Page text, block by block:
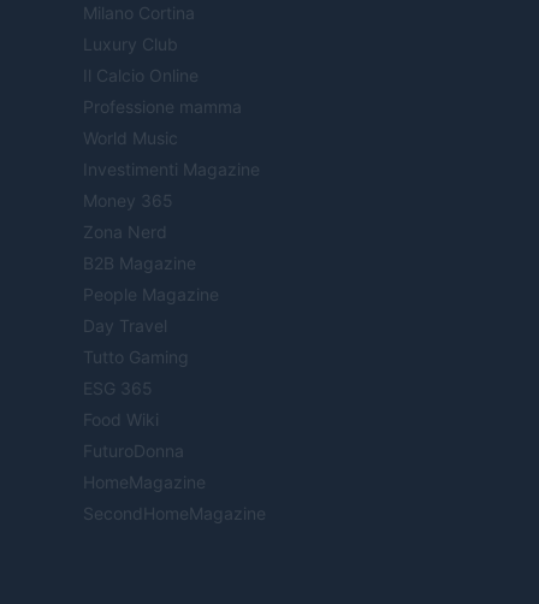
Milano Cortina
Luxury Club
Il Calcio Online
Professione mamma
World Music
Investimenti Magazine
Money 365
Zona Nerd
B2B Magazine
People Magazine
Day Travel
Tutto Gaming
ESG 365
Food Wiki
FuturoDonna
HomeMagazine
SecondHomeMagazine